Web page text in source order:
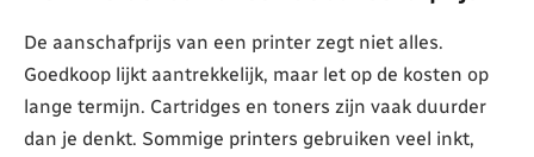
De aanschafprijs van een printer zegt niet alles.
Goedkoop lijkt aantrekkelijk, maar let op de kosten op
lange termijn. Cartridges en toners zijn vaak duurder
dan je denkt. Sommige printers gebruiken veel inkt,